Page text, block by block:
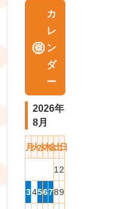
カ
レ
ン
ダ
ー
2026年
8月
月火水木金土日
1 2
3456789